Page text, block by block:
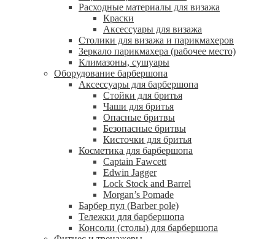
Расходные материалы для визажа
Краски
Аксессуары для визажа
Столики для визажа и парикмахеров
Зеркало парикмахера (рабочее место)
Климазоны, сушуары
Оборудование барбершопа
Аксессуары для барбершопа
Стойки для бритья
Чаши для бритья
Опасные бритвы
Безопасные бритвы
Кисточки для бритья
Косметика для барбершопа
Captain Fawcett
Edwin Jagger
Lock Stock and Barrel
Morgan’s Pomade
Барбер пул (Barber pole)
Тележки для барбершопа
Консоли (столы) для барбершопа